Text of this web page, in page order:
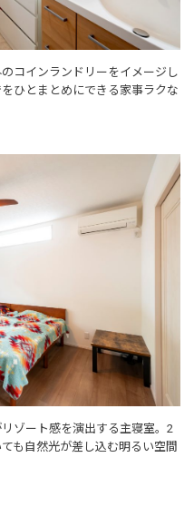
コインランドリーをイメージし
ひとまとめにできる家事ラクな
ゾート感を演出する主寝室。2
も自然光が差し込む明るい空間